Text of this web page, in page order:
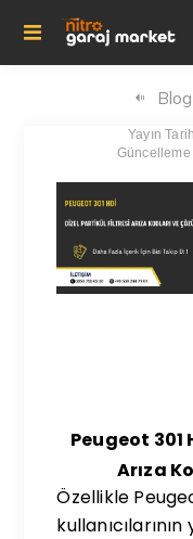
Yayın
Güncelleme
Peugeot
Arıza
Özellikle